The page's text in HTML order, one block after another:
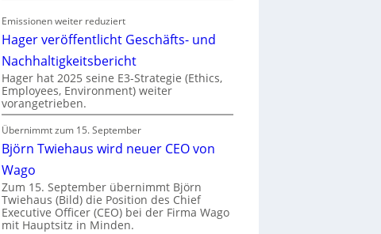
Emissionen weiter reduziert
Hager veröffentlicht Geschäfts- und
Nachhaltigkeitsbericht
Hager hat 2025 seine E3-Strategie (Ethics,
Employees, Environment) weiter
vorangetrieben.
Übernimmt zum 15. September
Björn Twiehaus wird neuer CEO von
Wago
Zum 15. September übernimmt Björn
Twiehaus (Bild) die Position des Chief
Executive Officer (CEO) bei der Firma Wago
mit Hauptsitz in Minden.